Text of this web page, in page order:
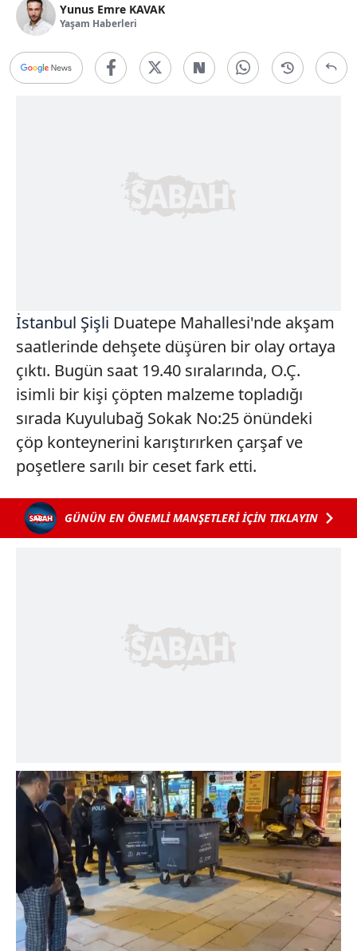
Yunus Emre KAVAK
Yaşam Haberleri
İstanbul Şişli Duatepe Mahallesi'nde akşam
saatlerinde dehşete düşüren bir olay ortaya
çıktı. Bugün saat 19.40 sıralarında, O.Ç.
isimli bir kişi çöpten malzeme topladığı
sırada Kuyulubağ Sokak No:25 önündeki
çöp konteynerini karıştırırken çarşaf ve
poşetlere sarılı bir ceset fark etti.
GÜNÜN EN ÖNEMLİ MANŞETLERİ İÇİN TIKLAYIN